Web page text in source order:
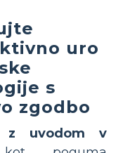
uro
s
zgodbo
z uvodom v